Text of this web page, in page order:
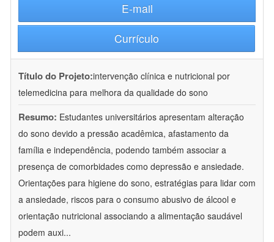
E-mail
Currículo
Título do Projeto:intervenção clínica e nutricional por
telemedicina para melhora da qualidade do sono
Resumo: Estudantes universitários apresentam alteração
do sono devido a pressão acadêmica, afastamento da
família e independência, podendo também associar a
presença de comorbidades como depressão e ansiedade.
Orientações para higiene do sono, estratégias para lidar com
a ansiedade, riscos para o consumo abusivo de álcool e
orientação nutricional associando a alimentação saudável
podem auxi...